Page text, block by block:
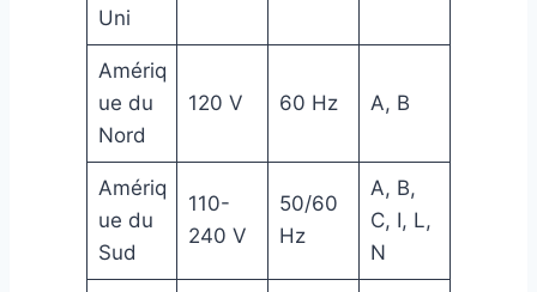
Uni
Amériq
ue du
Nord
120 V 60 Hz A, B
Amériq
ue du
Sud
110-
240 V
50/60
Hz
A, B,
C, I, L,
N